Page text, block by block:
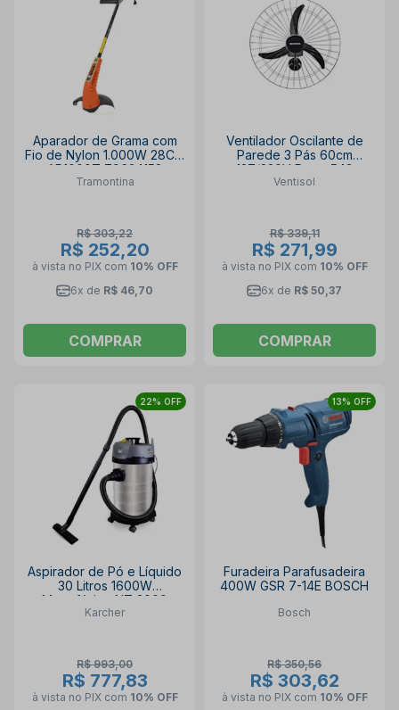
Aparador de Grama com
Fio de Nylon 1.000W 28CM
AP1000T 79634153
TRAMONTINA
Tramontina
R$ 303,22
R$ 252,20
à vista no PIX com 10% OFF
6x de R$ 46,70
COMPRAR
Ventilador Oscilante de
Parede 3 Pás 60cm
127/220V Preto 543
VENTISOL
Ventisol
R$ 339,11
R$ 271,99
à vista no PIX com 10% OFF
6x de R$ 50,37
COMPRAR
22% OFF
Aspirador de Pó e Líquido
30 Litros 1600W
Monofásico NT 3000
KARCHER
Karcher
R$ 993,00
R$ 777,83
à vista no PIX com 10% OFF
13% OFF
Furadeira Parafusadeira
400W GSR 7-14E BOSCH
Bosch
R$ 350,56
R$ 303,62
à vista no PIX com 10% OFF